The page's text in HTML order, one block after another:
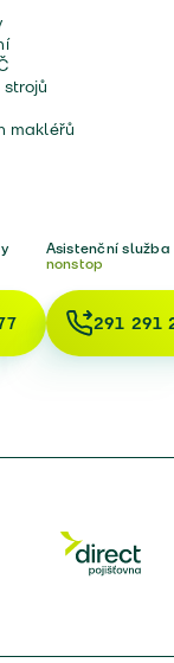
makléřů
Asistenční služba
nonstop
291 291